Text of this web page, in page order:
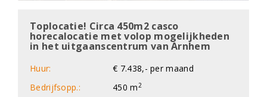
Toplocatie! Circa 450m2 casco
horecalocatie met volop mogelijkheden
in het uitgaanscentrum van Arnhem
Huur:
€ 7.438,- per maand
Bedrijfsopp.:
450 m 2